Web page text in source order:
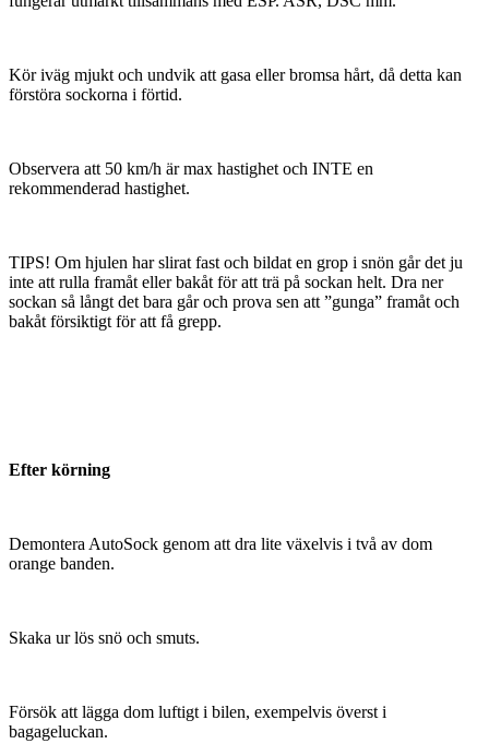
Kör iväg mjukt och undvik att gasa eller bromsa hårt, då detta kan
förstöra sockorna i förtid.
Observera att 50 km/h är max hastighet och INTE en
rekommenderad hastighet.
TIPS! Om hjulen har slirat fast och bildat en grop i snön går det ju
inte att rulla framåt eller bakåt för att trä på sockan helt. Dra ner
sockan så långt det bara går och prova sen att ”gunga” framåt och
bakåt försiktigt för att få grepp.
Efter körning
Demontera AutoSock genom att dra lite växelvis i två av dom
orange banden.
Skaka ur lös snö och smuts.
Försök att lägga dom luftigt i bilen, exempelvis överst i
bagageluckan.